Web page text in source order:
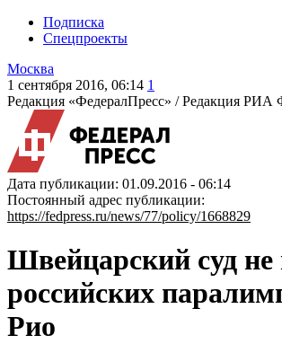
Подписка
Спецпроекты
Москва
1 сентября 2016, 06:14 1
Редакция «ФедералПресс» /Редакция РИА
Дата публикации: 01.09.2016 - 06:14
Постоянный адрес публикации:
https://fedpress.ru/news/77/policy/1668829
Швейцарский суд не
российских
Рио